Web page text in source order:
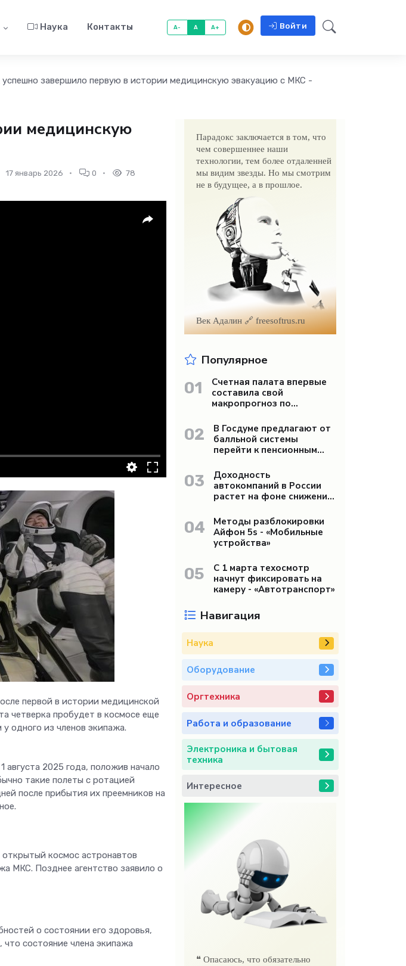
Наука Контакты A- A A+ Войти
успешно завершило первую в истории медицинскую эвакуацию с МКС -
медицинскую
17 январь 2026 0
78
первой в истории медицинской
четверка пробудет в космосе еще
одного из членов экипажа.
2025 года, положив начало
такие полеты с ротацией
после прибытия их преемников на
открытый космос астронавтов
МКС. Позднее агентство заявило о
о состоянии его здоровья,
состояние члена экипажа
Парадокс заключается в том, что
чем совершеннее наши
технологии, тем более отдаленней
мы видим звезды. Но мы смотрим
не в будущее, а в прошлое.
Век Адалин 🔗 freesoftrus.ru
Популярное
01
Счетная палата впервые
составила свой
макропрогноз по
«Бизнес»
02
В Госдуме предлагают от
балльной системы
перейти к пенсионным
03
Доходность
автокомпаний в России
растет на фоне снижения
04
Методы разблокировки
Айфон 5s - «Мобильные
устройства»
05
С 1 марта техосмотр
начнут фиксировать на
камеру - «Автотранспорт»
Навигация
Наука
Оборудование
Оргтехника
Работа и образование
Электроника и бытовая
техника
Интересное
❝ Опасаюсь, что обязательно